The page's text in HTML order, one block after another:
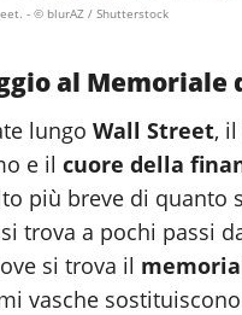
- © blurAZ / Shutterstock
al Memoriale
lungo Wall Street,
e il cuore della
più breve di quanto
trova a pochi passi
si trova il
vasche